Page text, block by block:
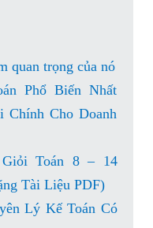
quan trọng của nó
Phổ Biến Nhất
Chính Cho Doanh
Toán 8 – 14
Tài Liệu PDF)
Lý Kế Toán Có